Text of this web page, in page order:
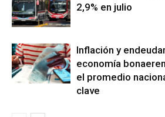
2,9% en julio
Inflación y
economía
el promedio
clave